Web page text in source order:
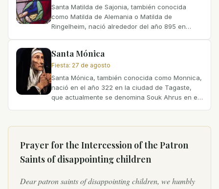
Santa Matilda de Sajonia, también conocida
como Matilda de Alemania o Matilda de
Ringelheim, nació alrededor del año 895 en
Santa Mónica
Fiesta: 27 de agosto
Santa Mónica, también conocida como Monnica,
nació en el año 322 en la ciudad de Tagaste,
que actualmente se denomina Souk Ahrus en el
Prayer for the Intercession ofthe Patron
Saints of disappointing children
Dear patron saints of disappointing children, we humbly